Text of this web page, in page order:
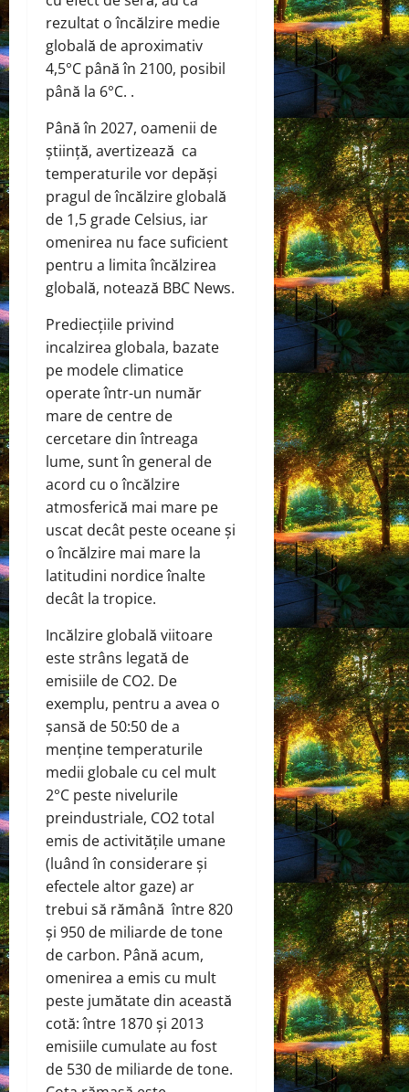
rezultat o încălzire medie
globală de aproximativ
4,5°C până în 2100, posibil
până la 6°C. .
Până în 2027, oamenii de
știință, avertizează ca
temperaturile vor depăși
pragul de încălzire globală
de 1,5 grade Celsius, iar
omenirea nu face suficient
pentru a limita încălzirea
globală, notează BBC News.
Prediecțiile privind
incalzirea globala, bazate
pe modele climatice
operate într-un număr
mare de centre de
cercetare din întreaga
lume, sunt în general de
acord cu o încălzire
atmosferică mai mare pe
uscat decât peste oceane și
o încălzire mai mare la
latitudini nordice înalte
decât la tropice.
Incălzire globală viitoare
este strâns legată de
emisiile de CO2. De
exemplu, pentru a avea o
șansă de 50:50 de a
menține temperaturile
medii globale cu cel mult
2°C peste nivelurile
preindustriale, CO2 total
emis de activitățile umane
(luând în considerare și
efectele altor gaze) ar
trebui să rămână între 820
și 950 de miliarde de tone
de carbon. Până acum,
omenirea a emis cu mult
peste jumătate din această
cotă: între 1870 și 2013
emisiile cumulate au fost
de 530 de miliarde de tone.